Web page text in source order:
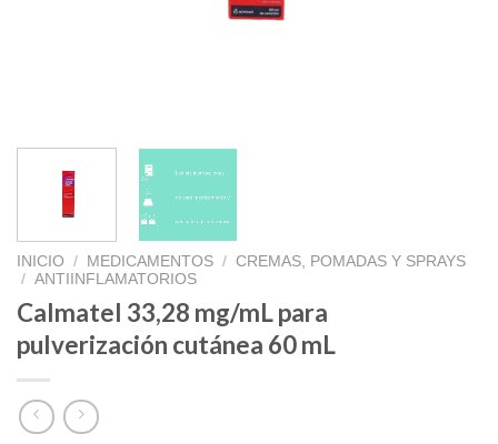
INICIO / MEDICAMENTOS / CREMAS, POMADAS Y SPRAYS
/ ANTIINFLAMATORIOS
Calmatel 33,28 mg/mL para
pulverización cutánea 60 mL